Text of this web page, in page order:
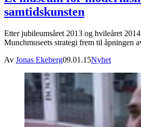
samtidskunsten
Etter jubileumsåret 2013 og hvileåret
Munchmuseets strategi frem til åpningen
Av Jonas Ekeberg09.01.15Nyhet